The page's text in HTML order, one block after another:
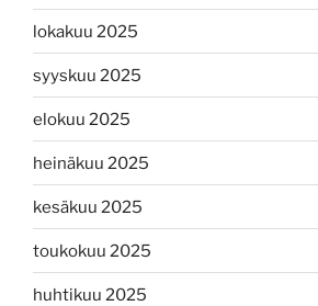
lokakuu 2025
syyskuu 2025
elokuu 2025
heinäkuu 2025
kesäkuu 2025
toukokuu 2025
huhtikuu 2025